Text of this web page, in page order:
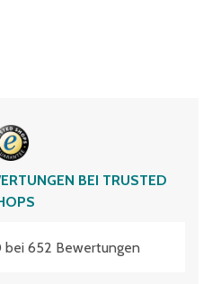
BEI TRUSTED
652 Bewertungen